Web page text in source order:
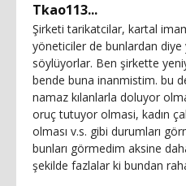
Tkao113...
Şirketi tarikatcilar, kartal
yöneticiler de bunlardan diye
söylüyorlar. Ben şirkette
bende buna inanmistim. bu
namaz kılanlarla doluyor
oruç tutuyor olmasi, kadın
olması v.s. gibi durumları
bunları görmedim aksine
şekilde fazlalar ki bundan